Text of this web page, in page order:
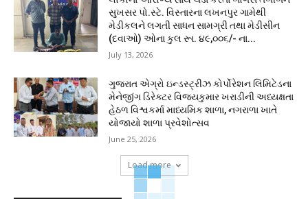
સુખસર પો.સ્ટે. વિસ્તારના લખનપુર ગામેથી
મેડીકલને લગતી સાધન સામગ્રી તથા મેડીસીન
(દવાઓ) ઓના કુલ રૂા. ૪૯,૦૦૬/- ના...
July 13, 2026
ગુજરાત એગ્રો ઇન્ડસ્ટ્રીઝ કોર્પોરેશન લિમિટેડના
મેનેજીંગ ડિરેક્ટર વિજયકુમાર ખરાડીની અધ્યક્ષતા
હેઠળ વિશ્વકર્મા માધ્યમિક શાળા, નગરાળા ખાતે
યોજાયો શાળા પ્રવેશોત્સવ
June 25, 2026
Load more